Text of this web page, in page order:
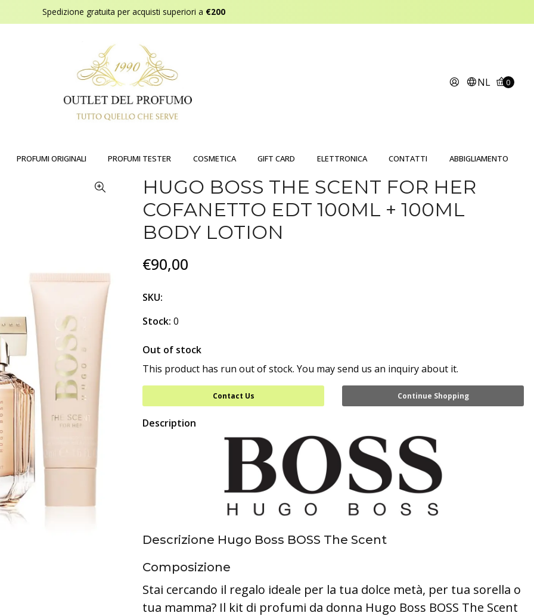
Spedizione gratuita per acquisti superiori a €200
NL 0
PROFUMI ORIGINALI PROFUMI TESTER COSMETICA GIFT CARD ELETTRONICA CONTATTI ABBIGLIAMENTO
HUGO BOSS THE SCENT FOR HER
COFANETTO EDT 100ML + 100ML
BODY LOTION
€90,00
SKU:
Stock: 0
Out of stock
This product has run out of stock. You may send us an inquiry about it.
Contact Us Continue Shopping
Description
Descrizione Hugo Boss BOSS The Scent
Composizione
Stai cercando il regalo ideale per la tua dolce metà, per tua sorella o
tua mamma? Il kit di profumi da donna Hugo Boss BOSS The Scent